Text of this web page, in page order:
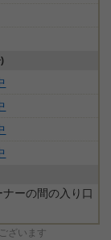
ーの間の入り口
ざいます